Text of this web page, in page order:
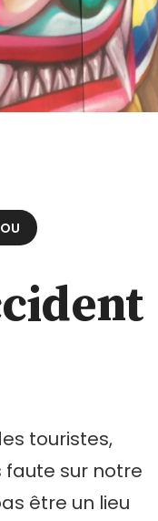
touristes,
faute sur notre
être un lieu